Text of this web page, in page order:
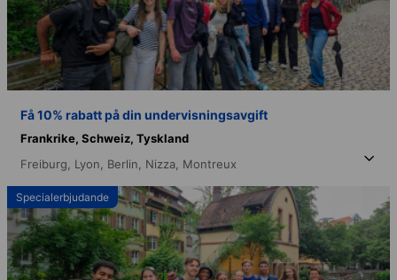
Få 10% rabatt på din undervisningsavgift
Frankrike, Schweiz, Tyskland
Freiburg, Lyon, Berlin, Nizza, Montreux
Specialerbjudande